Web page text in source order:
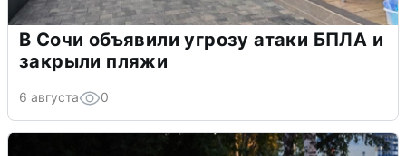
В Сочи объявили угрозу атаки БПЛА и
закрыли пляжи
6 августа 0